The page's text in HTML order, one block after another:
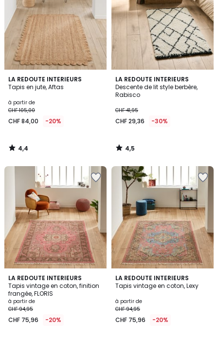
LA REDOUTE INTERIEURS
Tapis en jute, Aftas
à partir de
CHF 105,00
CHF 84,00 -20%
4,4
/ 5
4,4
/
LA REDOUTE INTERIEURS
Descente de lit style berbère,
Rabisco
CHF 41,95
CHF 29,36 -30%
4,5
/ 5
4,5
/
LA REDOUTE INTERIEURS
Tapis vintage en coton, finition
frangée, FLORIS
à partir de
CHF 94,95
CHF 75,96 -20%
3,9
/ 5
LA REDOUTE INTERIEURS
Tapis vintage en coton, Lexy
à partir de
CHF 94,95
CHF 75,96 -20%
4,1
/ 5